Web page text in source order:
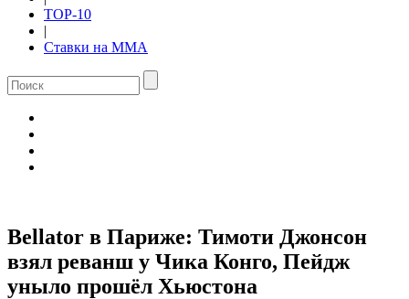
TOP-10
|
Ставки на ММА
Bellator в Париже: Тимоти Джонсон
взял реванш у Чика Конго, Пейдж
уныло прошёл Хьюстона